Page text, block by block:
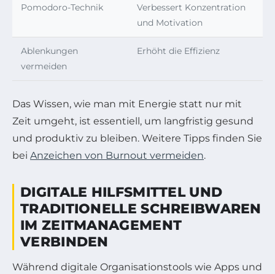
Pomodoro-Technik
Verbessert Konzentration
und Motivation
Ablenkungen
vermeiden
Erhöht die Effizienz
Das Wissen, wie man mit Energie statt nur mit
Zeit umgeht, ist essentiell, um langfristig gesund
und produktiv zu bleiben. Weitere Tipps finden Sie
bei Anzeichen von Burnout vermeiden.
DIGITALE HILFSMITTEL UND
TRADITIONELLE SCHREIBWAREN
IM ZEITMANAGEMENT
VERBINDEN
Während digitale Organisationstools wie Apps und